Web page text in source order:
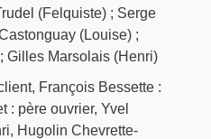
(Felquiste) ; Serge
(Louise) ;
Gilles Marsolais (Henri)
François Bessette :
: père ouvrier, Yvel
Hugolin Chevrette-